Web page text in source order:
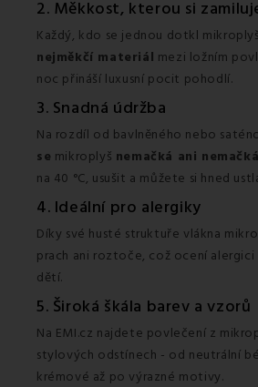
2. Měkkost, kterou si
Každý, kdo se jednou dotkl
nejměkčí materiál mezi ložním
noc přináší luxusní pocit pohodlí.
3. Snadná údržba
Na rozdíl od bavlněného nebo
se mikroplyš nemačká ani
na 40 °C, usušit a můžete si hned
4. Ideální pro alergiky
Díky své husté struktuře vlákna
prach ani roztoče, což ocení alergici
dětí.
5. Široká škála barev a vzorů
Na EMI.cz najdete povlečení z
stylových odstínech - od neutrální
krémové až po výrazné motivy.